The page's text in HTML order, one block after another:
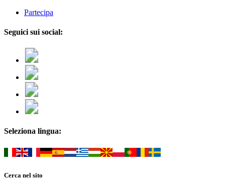
Partecipa
Seguici sui social:
Seleziona lingua:
Cerca nel sito